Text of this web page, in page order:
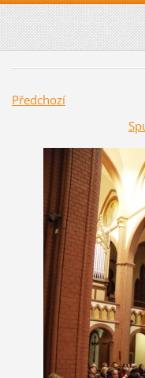
Předchozí